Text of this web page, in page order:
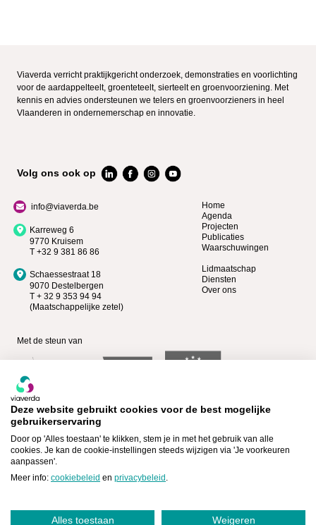
Viaverda verricht praktijkgericht onderzoek, demonstraties en voorlichting
voor de aardappelteelt, groenteteelt, sierteelt en groenvoorziening. Met
kennis en advies ondersteunen we telers en groenvoorzieners in heel
Vlaanderen in ondernemerschap en innovatie.
Volg ons ook op
info@viaverda.be
Karreweg 6
9770 Kruisem
T +32 9 381 86 86
Schaessestraat 18
9070 Destelbergen
T + 32 9 353 94 94
(Maatschappelijke zetel)
Home
Agenda
Projecten
Publicaties
Waarschuwingen
Lidmaatschap
Diensten
Over ons
Met de steun van
Bekijk wie Premium lid is >
Lid worden >
Deze website gebruikt cookies voor de best mogelijke
gebruikerservaring
Door op 'Alles toestaan' te klikken, stem je in met het gebruik van alle
cookies. Je kan de cookie-instellingen steeds wijzigen via 'Je voorkeuren
aanpassen'.
Meer info: cookiebeleid en privacybeleid .
Alles toestaan Weigeren